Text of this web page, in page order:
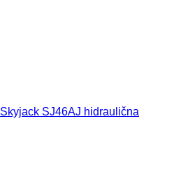
Skyjack SJ46AJ hidraulična